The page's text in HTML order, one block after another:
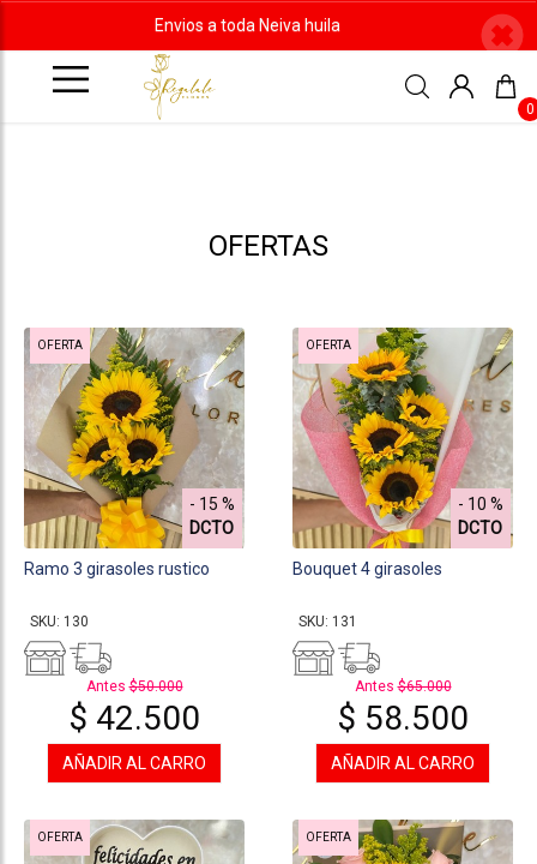
Envios a toda Neiva huila
0
OFERTAS
OFERTA
- 15 %
DCTO
Ramo 3 girasoles rustico
SKU: 130
Antes$50.000
$ 42.500
AÑADIR AL CARRO
OFERTA
- 10 %
DCTO
Bouquet 4 girasoles
SKU: 131
Antes$65.000
$ 58.500
AÑADIR AL CARRO
OFERTA OFERTA